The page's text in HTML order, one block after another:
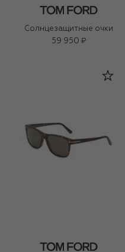
Солнцезащитные очки
59 950 ₽